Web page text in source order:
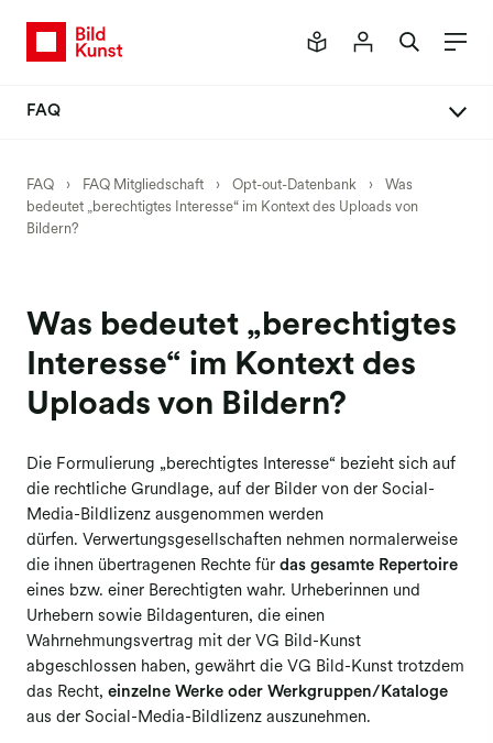
FAQ
Mitglied werden
Passwort anfordern
Vertrag ändern
Vertrag kündigen
Verlage & Bildagenturen
Berufsgruppenversammlungen
Mitgliederversammlung
Elektronische Abstimmung
(Mitgliederversammlung)
Ausschüttungen
Reproduktion Kunst
FAQ › FAQ Mitgliedschaft › Opt-out-Datenbank ›
Was
bedeutet „berechtigtes Interesse“ im Kontext des Uploads von
Bildern?
Was bedeutet „berechtigtes
Interesse“ im Kontext des
Uploads von Bildern?
Die Formulierung „berechtigtes Interesse“ bezieht sich auf
die rechtliche Grundlage, auf der Bilder von der Social-
Media-Bildlizenz ausgenommen werden
dürfen. Verwertungsgesellschaften nehmen normalerweise
die ihnen übertragenen Rechte für das gesamte Repertoire
eines bzw. einer Berechtigten wahr. Urheberinnen und
Urhebern sowie Bildagenturen, die einen
Wahrnehmungsvertrag mit der VG Bild-Kunst
abgeschlossen haben, gewährt die VG Bild-Kunst trotzdem
das Recht, einzelne Werke oder Werkgruppen/Kataloge
aus der Social-Media-Bildlizenz auszunehmen.